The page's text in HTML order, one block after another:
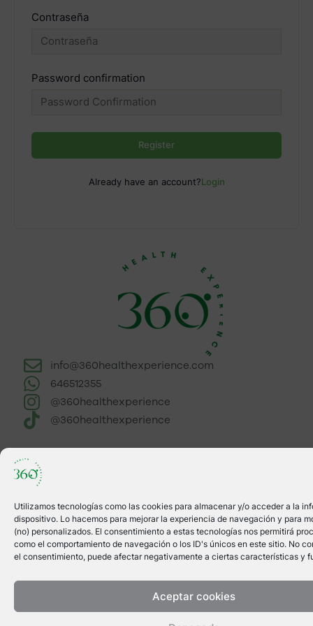
Utilizamos tecnologías como las cookies para almacenar y/o acceder a la
dispositivo. Lo hacemos para mejorar la experiencia de navegación y para
(no) personalizados. El consentimiento a estas tecnologías nos permitirá
como el comportamiento de navegación o los ID's únicos en este sitio. No
el consentimiento, puede afectar negativamente a ciertas características y
Aceptar cookies
Contraseña
Password confirmation
Register
Already have an account?Login
info@360healthexperience.com
646512355
@360healthexperience
@360healthexperience